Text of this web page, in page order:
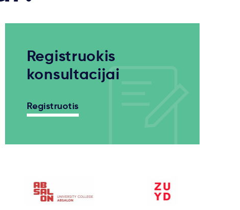
Registruokis
konsultacijai
Registruotis